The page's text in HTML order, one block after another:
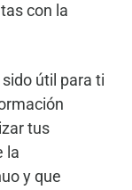
con la
útil para ti
tus
la
y que